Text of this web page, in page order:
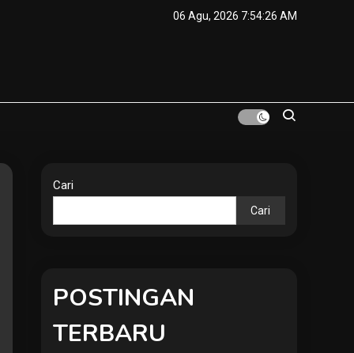
06 Agu, 2026 7:54:27 AM
Cari
Cari
POSTINGAN
TERBARU